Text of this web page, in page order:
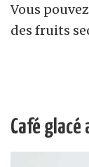
Vous
des fruits
Café glacé